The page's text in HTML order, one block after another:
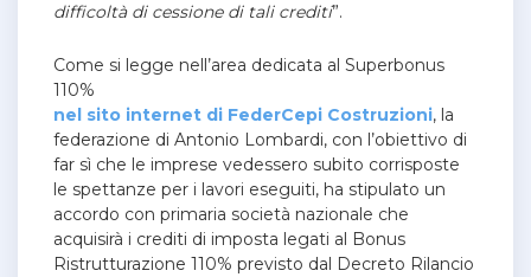
difficoltà di cessione di tali crediti”.
Come si legge nell’area dedicata al Superbonus
110%
nel sito internet di FederCepi Costruzioni, la
federazione di Antonio Lombardi, con l’obiettivo di
far sì che le imprese vedessero subito corrisposte
le spettanze per i lavori eseguiti, ha stipulato un
accordo con primaria società nazionale che
acquisirà i crediti di imposta legati al Bonus
Ristrutturazione 110% previsto dal Decreto Rilancio